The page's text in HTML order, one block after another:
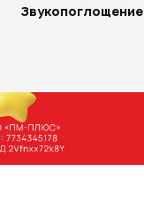
Звукопоглощение